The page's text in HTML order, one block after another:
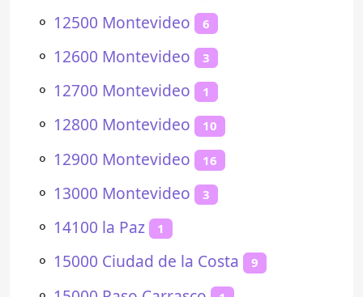
⚬ 12500 Montevideo 6
⚬ 12600 Montevideo 3
⚬ 12700 Montevideo 1
⚬ 12800 Montevideo 10
⚬ 12900 Montevideo 16
⚬ 13000 Montevideo 3
⚬ 14100 la Paz 1
⚬ 15000 Ciudad de la Costa 9